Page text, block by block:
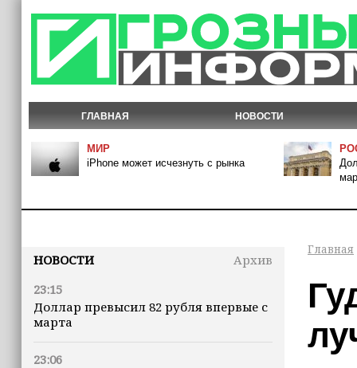
ГЛАВНАЯ НОВОСТИ
МИР
iPhone может исчезнуть с рынка
НОВОСТИ
Архив
23:15
Доллар превысил 82 рубля впервые с
марта
23:06
Главная